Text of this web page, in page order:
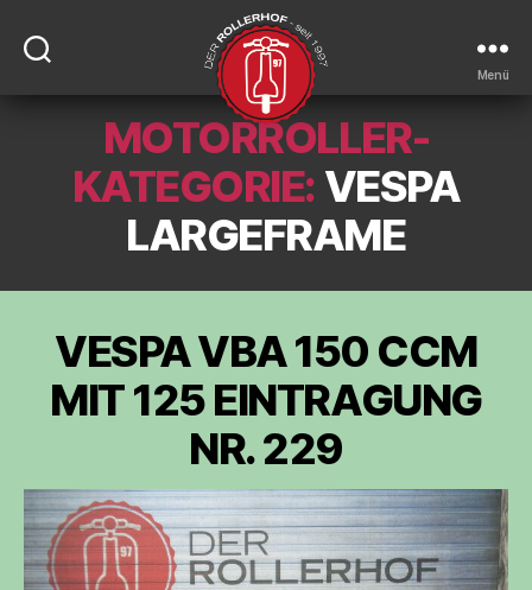
DER-
ROLLERHOF
Menü
MOTORROLLER-
KATEGORIE: VESPA
LARGEFRAME
VESPA VBA 150 CCM
MIT 125 EINTRAGUNG
NR. 229